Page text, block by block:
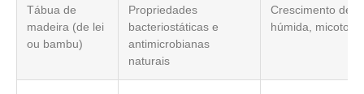
Tábua de
madeira (de lei
ou bambu)
Propriedades
bacteriostáticas e
antimicrobianas
naturais
Crescimento de
húmida,